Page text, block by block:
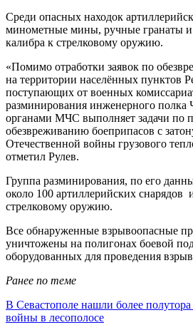
Среди опасных находок
минометные мины, ручные гранаты и
калибра к стрелковому оружию.
«Помимо отработки заявок по
на территории населённых пунктов
поступающих от военных
разминирования инженерного полка
органами МЧС выполняет задачи по
обезвреживанию боеприпасов с
Отечественной войны грузового
отметил Рулев.
Группа разминирования, по его
около 100 артиллерийских снарядов
стрелковому оружию.
Все обнаруженные взрывоопасные
уничтожены на полигонах боевой
оборудованных для проведения
Ранее по теме
В Севастополе нашли более
войны в лесополосе